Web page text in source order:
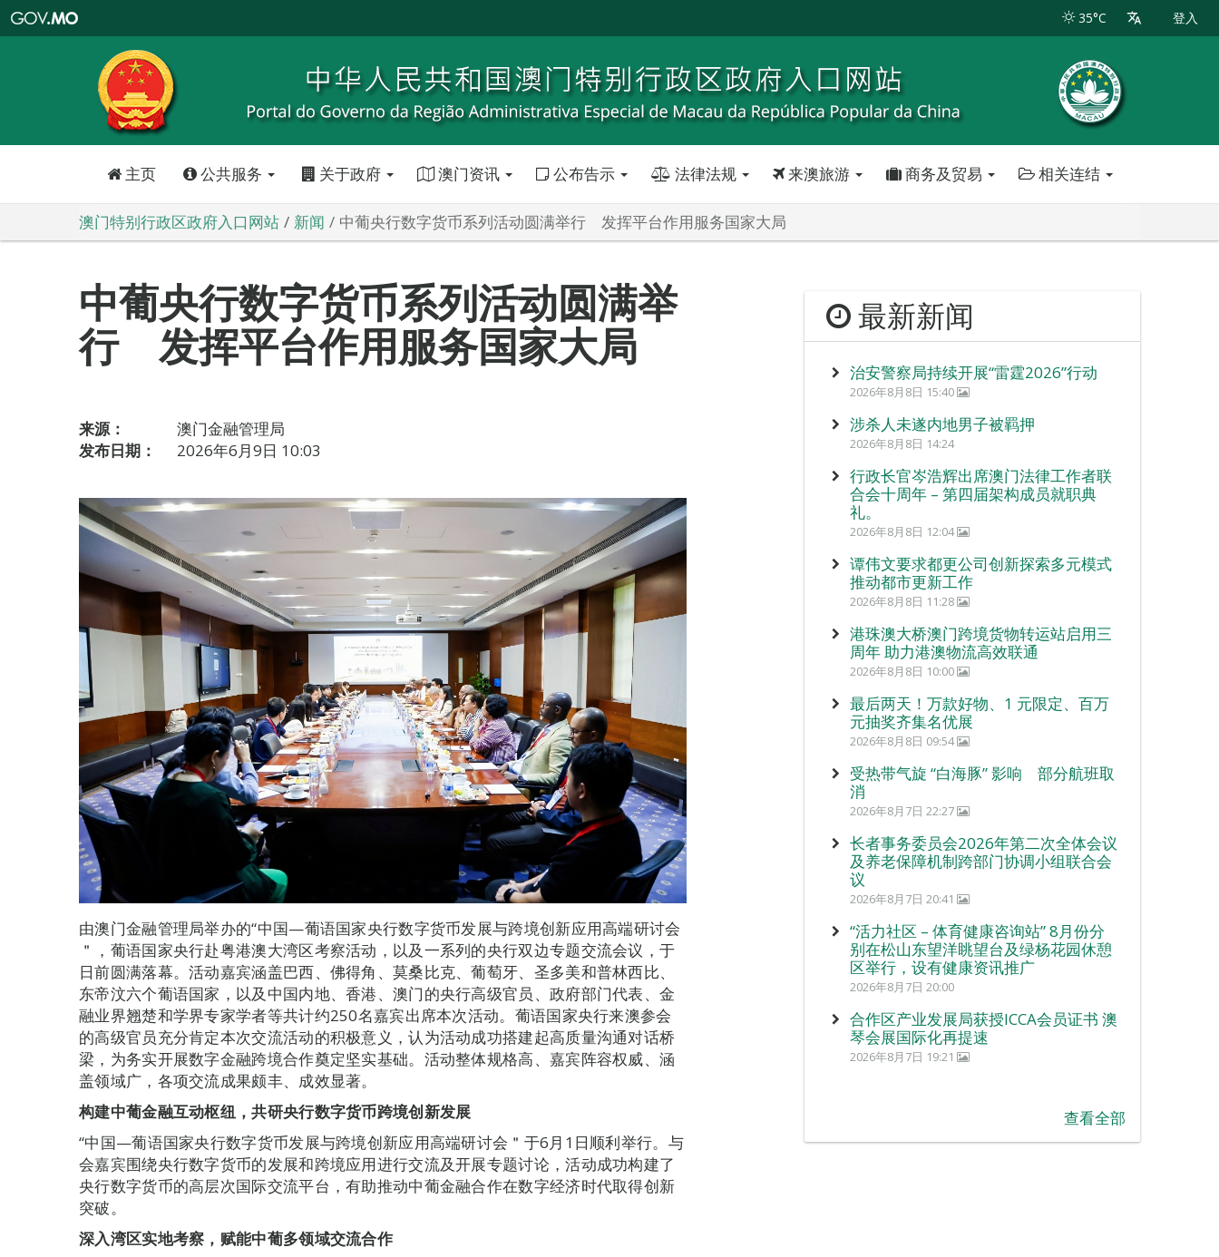
特
政
区
政
口
35°C 登入
主页 公共服务 关于政府 澳门资讯 公布告示 法律法规 来澳旅游 商务及贸易 相关连结
澳门特别行政区政府入口网站 新闻 中葡央行数字货币系列活动圆满举行 发挥平台作用服务国家大局
中葡央行数字货币系列活动圆满举
行 发挥平台作用服务国家大局
来源：
澳门金融管理局
发布日期：
2026年6月9日 10:03
由澳门金融管理局举办的“中国—葡语国家央行数字货币发展与跨境创新应用高端研讨会
＂，葡语国家央行赴粤港澳大湾区考察活动，以及一系列的央行双边专题交流会议，于
日前圆满落幕。活动嘉宾涵盖巴西、佛得角、莫桑比克、葡萄牙、圣多美和普林西比、
东帝汶六个葡语国家，以及中国内地、香港、澳门的央行高级官员、政府部门代表、金
融业界翘楚和学界专家学者等共计约250名嘉宾出席本次活动。葡语国家央行来澳参会
的高级官员充分肯定本次交流活动的积极意义，认为活动成功搭建起高质量沟通对话桥
梁，为务实开展数字金融跨境合作奠定坚实基础。活动整体规格高、嘉宾阵容权威、涵
盖领域广，各项交流成果颇丰、成效显著。
构建中葡金融互动枢纽，共研央行数字货币跨境创新发展
“中国—葡语国家央行数字货币发展与跨境创新应用高端研讨会＂于6月1日顺利举行。与
会嘉宾围绕央行数字货币的发展和跨境应用进行交流及开展专题讨论，活动成功构建了
央行数字货币的高层次国际交流平台，有助推动中葡金融合作在数字经济时代取得创新
突破。
深入湾区实地考察，赋能中葡多领域交流合作
最新新闻
治安警察局持续开展“雷霆2026”行动
2026年8月8日 15:40
涉杀人未遂内地男子被羁押
2026年8月8日 14:24
行政长官岑浩辉出席澳门法律工作者联
合会十周年 – 第四届架构成员就职典
礼。
2026年8月8日 12:04
谭伟文要求都更公司创新探索多元模式
推动都市更新工作
2026年8月8日 11:28
港珠澳大桥澳门跨境货物转运站启用三
周年 助力港澳物流高效联通
2026年8月8日 10:00
最后两天！万款好物、1 元限定、百万
元抽奖齐集名优展
2026年8月8日 09:54
受热带气旋 “白海豚” 影响 部分航班取
消
2026年8月7日 22:27
长者事务委员会2026年第二次全体会议
及养老保障机制跨部门协调小组联合会
议
2026年8月7日 20:41
“活力社区 – 体育健康咨询站” 8月份分
别在松山东望洋眺望台及绿杨花园休憩
区举行，设有健康资讯推广
2026年8月7日 20:00
合作区产业发展局获授ICCA会员证书 澳
琴会展国际化再提速
2026年8月7日 19:21
查看全部